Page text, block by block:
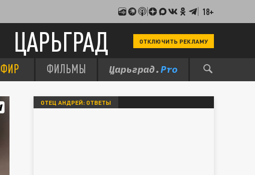
18+
ЦАРЬГРАД ОТКЛЮЧИТЬ РЕКЛАМУ
ФИЛЬМЫ
ОТЕЦ АНДРЕЙ: ОТВЕТЫ